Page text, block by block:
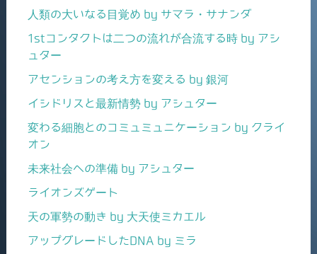
人類の大いなる目覚め by サマラ・サナンダ
1stコンタクトは二つの流れが合流する時 by アシ
ュター
アセンションの考え方を変える by 銀河
イシドリスと最新情勢 by アシュター
変わる細胞とのコミュミュニケーション by クライ
オン
未来社会への準備 by アシュター
ライオンズゲート
天の軍勢の動き by 大天使ミカエル
アップグレードしたDNA by ミラ